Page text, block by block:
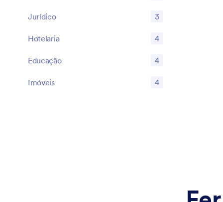
Jurídico 3
Hotelaria 4
Educação 4
Imóveis 4